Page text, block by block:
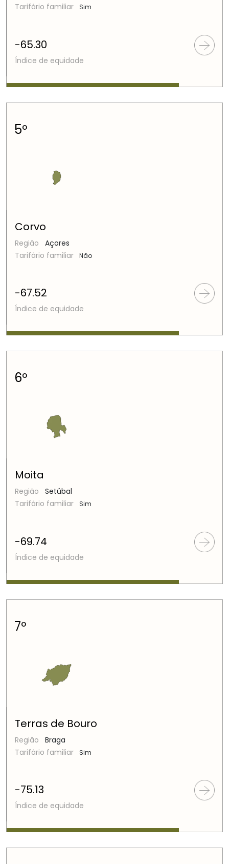
Tarifário familiar Sim
-65.30
Índice de equidade
5º
Corvo
Região
Açores
Tarifário familiar
Não
-67.52
Índice de equidade
6º
Moita
Região
Setúbal
Tarifário familiar
Sim
-69.74
Índice de equidade
7º
Terras de Bouro
Região
Braga
Tarifário familiar
Sim
-75.13
Índice de equidade